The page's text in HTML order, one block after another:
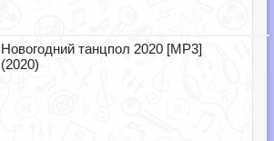
Новогодний танцпол 2020 [MP3]
(2020)